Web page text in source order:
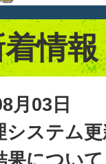
情報
月03日
システム
果について